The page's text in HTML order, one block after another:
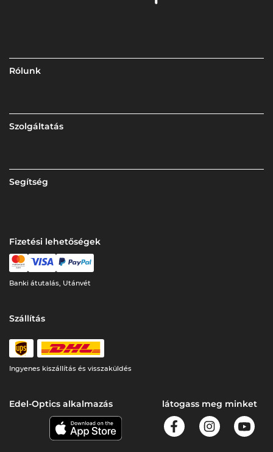
Rólunk
Szolgáltatás
Segítség
Fizetési lehetőségek
Banki átutalás, Utánvét
Szállítás
Ingyenes kiszállítás és visszaküldés
Edel-Optics alkalmazás látogass meg minket